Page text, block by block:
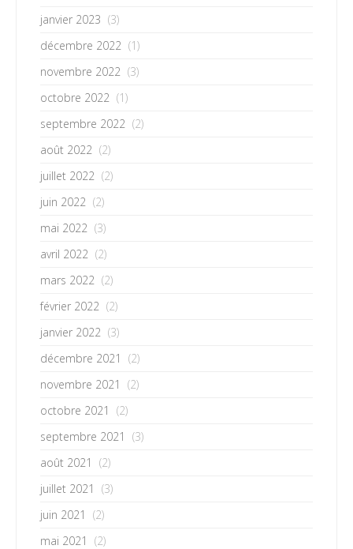
janvier 2023 (3)
décembre 2022 (1)
novembre 2022 (3)
octobre 2022 (1)
septembre 2022 (2)
août 2022 (2)
juillet 2022 (2)
juin 2022 (2)
mai 2022 (3)
avril 2022 (2)
mars 2022 (2)
février 2022 (2)
janvier 2022 (3)
décembre 2021
(2)
novembre 2021
(2)
octobre 2021
(2)
septembre 2021
(3)
août 2021
(2)
juillet 2021
(3)
juin 2021
(2)
mai 2021
(2)